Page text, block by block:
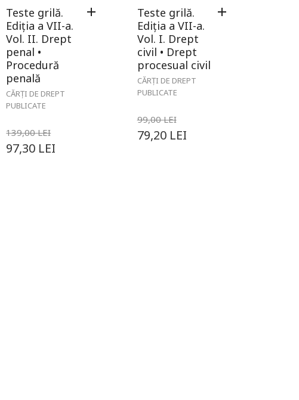
Teste grilă.
Ediția a VII-a.
Vol. II. Drept
penal •
Procedură
penală
CĂRȚI DE DREPT
PUBLICATE
139,00LEI
97,30 LEI
Teste grilă.
Ediția a VII-a.
Vol. I. Drept
civil • Drept
procesual civil
CĂRȚI DE DREPT
PUBLICATE
99,00LEI
79,20 LEI